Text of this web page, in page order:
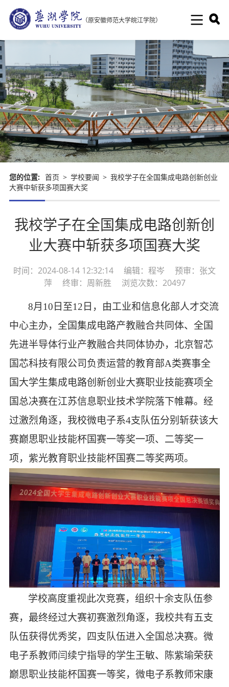
（原安徽师范大学皖江学院）
您的位置: 首页 > 学校要闻 > 我校学子在全国集成电路创新创业
大赛中斩获多项国赛大奖
我校学子在全国集成电路创新创
业大赛中斩获多项国赛大奖
时间：2024-08-14 12:32:14 编辑：程岑 预审：张文
萍 终审：周新胜 浏览次数：20497
8月 10 日至12 日，由工业和信息化部人才交流
中心主办，全国集成电路产教融合共同体、全国
先进半导体行业产教融合共同体协办，北京智芯
国芯科技有限公司负责运营的教育部A类赛事全
国大学生集成电路创新创业大赛职业技能赛项全
国总决赛在江苏信息职业技术学院落下帷幕。经
过激烈角逐，我校微电子系4支队伍分别斩获该大
赛巅思职业技能杯国赛一等奖一项、二等奖一
项，紫光教育职业技能杯国赛二等奖两项。
学校高度重视此次竞赛，组织十余支队伍参
赛，最终经过大赛初赛激烈角逐，我校共有五支
队伍获得优秀奖，四支队伍进入全国总决赛。微
电子系教师闫续宁指导的学生王敏、陈紫瑜荣获
巅思职业技能杯国赛一等奖，微电子系教师宋康